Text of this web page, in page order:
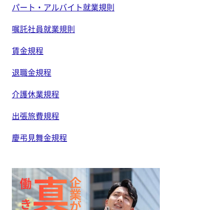
パート・アルバイト就業規則
嘱託社員就業規則
賃金規程
退職金規程
介護休業規程
出張旅費規程
慶弔見舞金規程